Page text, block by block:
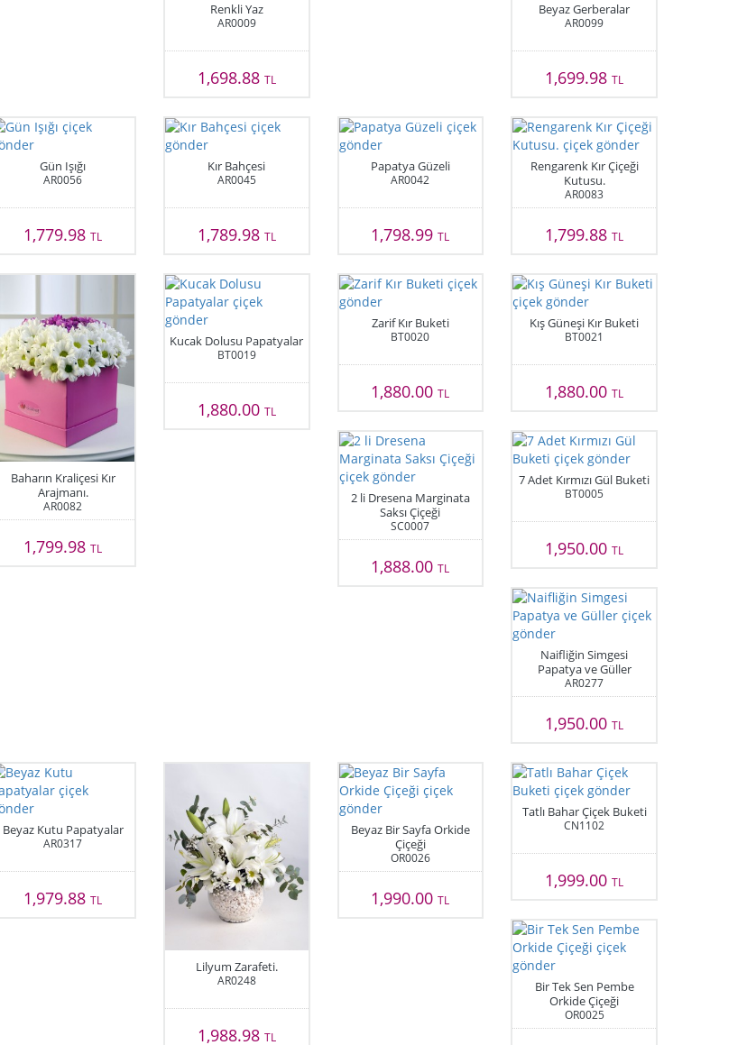
Renkli Yaz
AR0009
1,698.88 TL
Beyaz Gerberalar
AR0099
1,699.98TL
Gün Işığı
AR0056
1,779.98TL
Kır Bahçesi
AR0045
1,789.98 TL
Papatya Güzeli
AR0042
1,798.99TL
Rengarenk Kır Çiçeği
Kutusu.
AR0083
1,799.88TL
Baharın Kraliçesi Kır
Arajmanı.
AR0082
1,799.98TL
Kucak Dolusu Papatyalar
BT0019
1,880.00 TL
Zarif Kır Buketi
BT0020
1,880.00TL
Kış Güneşi Kır Buketi
BT0021
1,880.00TL
2 li Dresena Marginata
Saksı Çiçeği
SC0007
1,888.00TL
7 Adet Kırmızı Gül Buketi
BT0005
1,950.00TL
Naifliğin Simgesi
Papatya ve Güller
AR0277
1,950.00TL
Beyaz Kutu Papatyalar
AR0317
1,979.88TL
Lilyum Zarafeti.
AR0248
1,988.98 TL
Beyaz Bir Sayfa Orkide
Çiçeği
OR0026
1,990.00TL
Tatlı Bahar Çiçek Buketi
CN1102
1,999.00TL
Bir Tek Sen Pembe
Orkide Çiçeği
OR0025